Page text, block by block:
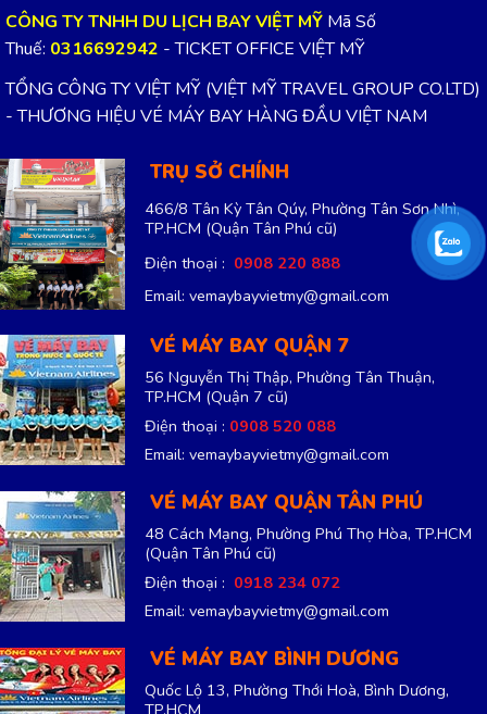
CÔNG TY TNHH DU LỊCH BAY VIỆT MỸ Mã Số
Thuế: 0316692942 - TICKET OFFICE VIỆT MỸ
TỔNG CÔNG TY VIỆT MỸ (VIỆT MỸ TRAVEL GROUP CO.LTD)
- THƯƠNG HIỆU VÉ MÁY BAY HÀNG ĐẦU VIỆT NAM
TRỤ SỞ CHÍNH
466/8 Tân Kỳ Tân Qúy, Phường Tân Sơn Nhì,
TP.HCM (Quận Tân Phú cũ)
Điện thoại : 0908 220 888
Email: vemaybayvietmy@gmail.com
VÉ MÁY BAY QUẬN 7
56 Nguyễn Thị Thập, Phường Tân Thuận,
TP.HCM (Quận 7 cũ)
Điện thoại : 0908 520 088
Email: vemaybayvietmy@gmail.com
VÉ MÁY BAY QUẬN TÂN PHÚ
48 Cách Mạng, Phường Phú Thọ Hòa, TP.HCM
(Quận Tân Phú cũ)
Điện thoại : 0918 234 072
Email: vemaybayvietmy@gmail.com
VÉ MÁY BAY BÌNH DƯƠNG
Quốc Lộ 13, Phường Thới Hoà, Bình Dương,